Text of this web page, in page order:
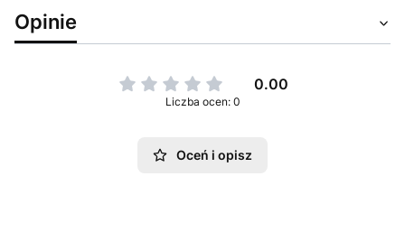
Opinie
0.00
Liczba ocen: 0
Oceń i opisz